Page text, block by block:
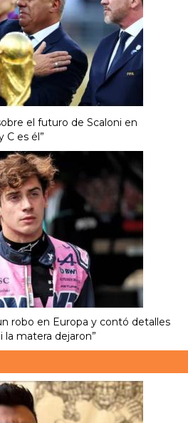
el futuro de Scaloni en
C es él”
robo en Europa y contó detalles
la matera dejaron”